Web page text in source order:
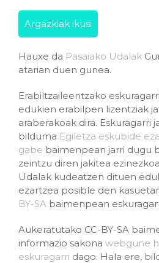
Argazkiak ikusi
Hauxe da Pasaiako Udalak
atarian duen gunea.
Erabiltzaileentzako
edukien erabilpen lizentziak
araberakoak dira. Eskuragarri
bilduma Egiletza eskubide
gabe baimenpean jarri dugu
zeintzu diren jakitea
Udalak kudeatzen dituen
ezartzea posible den
BY-SA baimenpean
Aukeratutako CC-BY-SA
informazio sakona webgune
eskuragarri dago. Hala ere,